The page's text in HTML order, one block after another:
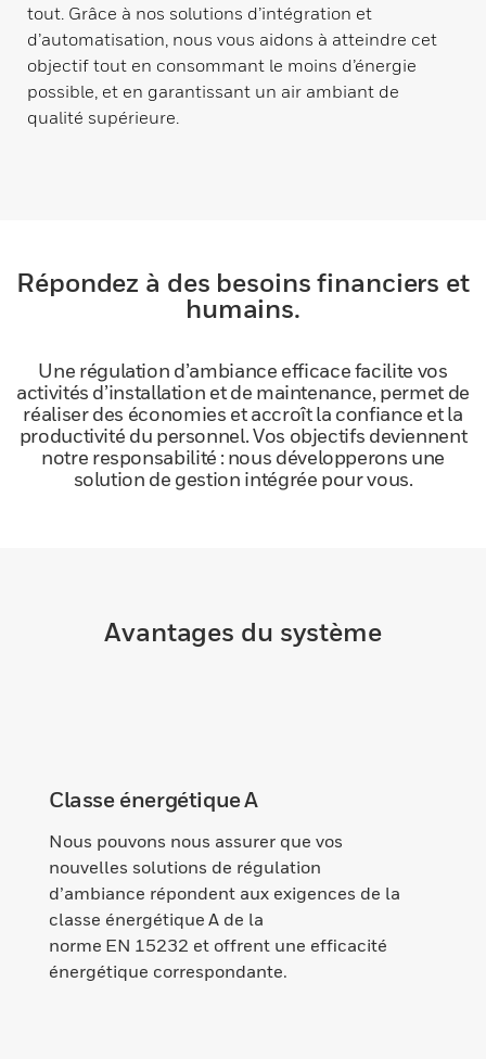
tout. Grâce à nos solutions d’intégration et
d’automatisation, nous vous aidons à atteindre cet
objectif tout en consommant le moins d’énergie
possible, et en garantissant un air ambiant de
qualité supérieure.
Répondez à des besoins financiers et
humains.
Une régulation d’ambiance efficace facilite vos
activités d’installation et de maintenance, permet de
réaliser des économies et accroît la confiance et la
productivité du personnel. Vos objectifs deviennent
notre responsabilité : nous développerons une
solution de gestion intégrée pour vous.
Avantages du système
Classe énergétique A
Nous pouvons nous assurer que vos
nouvelles solutions de régulation
d’ambiance répondent aux exigences de la
classe énergétique A de la
norme EN 15232 et offrent une efficacité
énergétique correspondante.